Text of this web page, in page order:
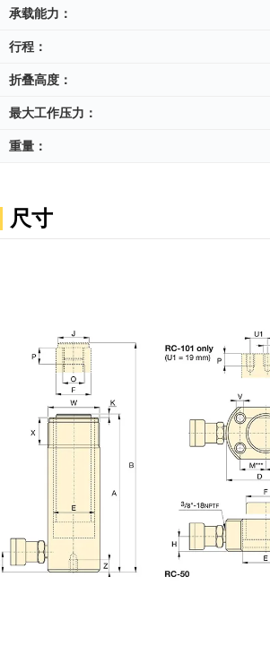
承载能力：
行程：
折叠高度：
最大工作压力：
重量：
尺寸